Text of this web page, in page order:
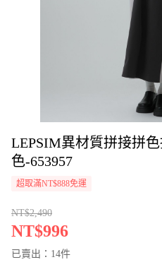
LEPSIM異材質拼接拼
色-653957
超取滿NT$888免運
NT$2,490
NT$996
已賣出：14件